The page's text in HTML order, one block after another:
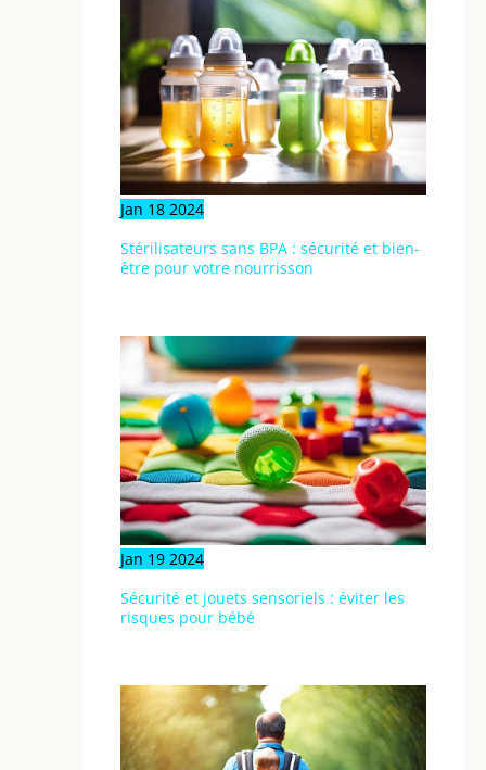
Jan 18 2024
Stérilisateurs sans BPA : sécurité et bien-
être pour votre nourrisson
Jan 19 2024
Sécurité et jouets sensoriels : éviter les
risques pour bébé